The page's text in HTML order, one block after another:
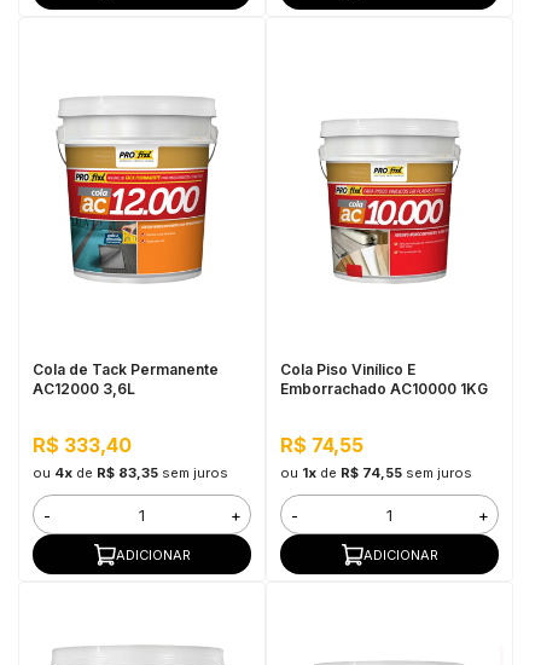
Cola de Tack Permanente
AC12000 3,6L
R$ 333,40
ou 4xde R$ 83,35 sem juros
- +
ADICIONAR
Cola Piso Vinílico E
Emborrachado AC10000 1KG
R$ 74,55
ou 1xde R$ 74,55 sem juros
- +
ADICIONAR